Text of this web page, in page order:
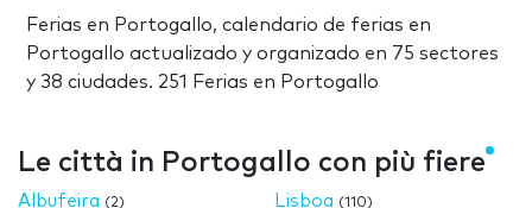
Ferias en Portogallo, calendario de ferias en
Portogallo actualizado y organizado en 75 sectores
y 38 ciudades. 251 Ferias en Portogallo
Le città in Portogallo con più fiere
Albufeira (2) Lisboa (110)